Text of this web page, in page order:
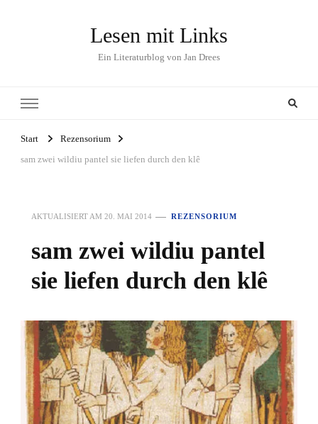
Lesen mit Links
Ein Literaturblog von Jan Drees
Start
Rezensorium
sam zwei wildiu pantel sie liefen durch den klê
AKTUALISIERT AM 20. MAI 2014 REZENSORIUM
sam zwei wildiu pantel
sie liefen durch den klê